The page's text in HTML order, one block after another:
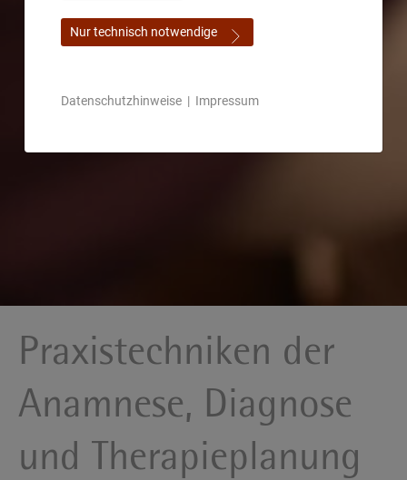
Praxistechniken der
Anamnese, Diagnose
und Therapieplanung
Nur technisch notwendige
Datenschutzhinweise | Impressum